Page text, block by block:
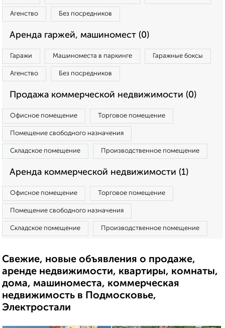
Агенство Без посредников
Аренда гаржей, машиномест (0)
Гаражи Машиноместа в паркинге Гаражные боксы
Агенство Без посредников
Продажа коммерческой недвижимости (0)
Офисное помещение Торговое помещение
Помещение свободного назначения
Складское помещение Производственное помещение
Аренда коммерческой недвижимости (1)
Офисное помещение Торговое помещение
Помещение свободного назначения
Складское помещение Производственное помещение
Свежие, новые объявления о продаже,
аренде недвижимости, квартиры, комнаты,
дома, машиноместа, коммерческая
недвижимость в Подмосковье,
Электростали